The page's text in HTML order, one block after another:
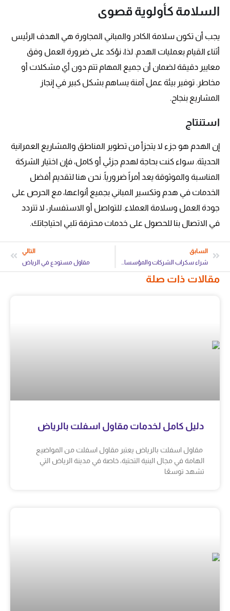
السلامة كأولوية قصوى
يجب أن تكون سلامة الكادر والمباني المجاورة هي الهدف الرئيس
أثناء القيام بعمليات الهدم. لذا، نؤكد على ضرورة العمل وفق
معايير دقيقة لضمان أن جميع المهام تتم دون أي مشكلات أو
مخاطر. توفير بيئة عمل آمنة يساهم بشكل كبير في إنجاز
المشاريع بنجاح.
استنتاج
إن الهدم هو جزء لا يتجزأ من تطوير المناطق والمشاريع العمرانية
الحديثة. سواء كنت بحاجة لهدم جزئي أو كامل، فإن اختيار الشركة
المناسبة والموثوقة يعد أمراً ضرورياً. نحن هنا لتقديم أفضل
الخدمات في هدم وتكسير المباني بجميع أنواعها، مع الحرص على
جودة العمل وسلامة العملاء. للتواصل أو الاستفسار، لا تتردد
في الاتصال بنا للحصول على خدمات محترفة تلبي احتياجاتك.
السابق
شراء سكراب الشركات والمؤسسات الرياض
التالي
مقاول مستودع في الرياض
مقالات ذات صلة
دليل كامل لخدمات مقاول اسفلت بالرياض
مقاول اسفلت بالرياض يعتبر مقاول اسفلت من المواضيع
الهامة في مجال البنية التحتية، خاصة في مدينة الرياض التي
تشهد توسعًا